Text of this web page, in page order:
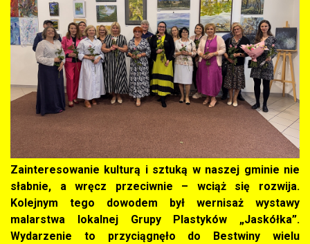
Zainteresowanie kulturą i sztuką w naszej gminie nie
słabnie, a wręcz przeciwnie – wciąż się rozwija.
Kolejnym tego dowodem był wernisaż wystawy
malarstwa lokalnej Grupy Plastyków „Jaskółka”.
Wydarzenie to przyciągnęło do Bestwiny wielu